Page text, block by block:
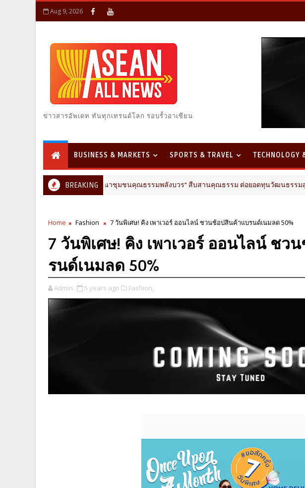
Aug 9, 2026
ข่าวสารอัพเดท ทันทุกเทรนด์โลก รอบรั้วอาเซียน
BUSINESS & MARKETS SPORTS & TRAVEL TECHNOLOGY
BREAKING
กรรมสีสันแห่งศรัทธา พัฒนาชุมชนคุณธรรมพลังบวร” สืบสานคุณธรรม ต่อยอดทุนวัฒนธรรมสู่ชุมชน
Home Fashion 7 วันพิเศษ! คิง เพาเวอร์ ออนไลน์ ชวนช้อปสินค้าแบรนด์เนมลด 50%
7 วันพิเศษ! คิง เพาเวอร์ ออนไลน์ ชว
รนด์เนมลด 50%
Admin 5 years ago Fashion,